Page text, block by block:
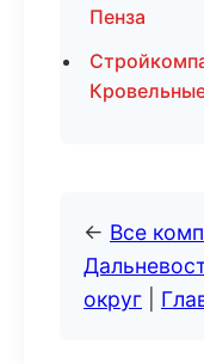
Пенза
← Все
округ